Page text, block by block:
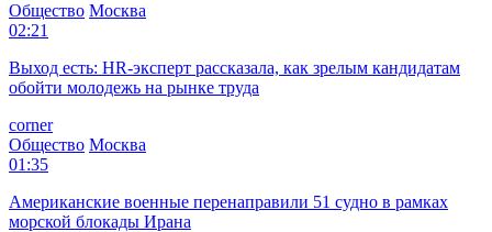
Общество Москва
02:21
Выход есть: HR-эксперт рассказала, как зрелым кандидатам
обойти молодежь на рынке труда
corner
Общество Москва
01:35
Американские военные перенаправили 51 судно в рамках
морской блокады Ирана